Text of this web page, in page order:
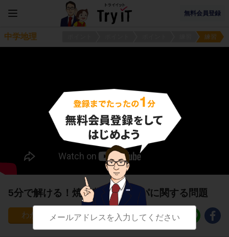
無料会員登録
中学地理 練習
5分で解ける！焼畑農業とパンパに関する問題
95